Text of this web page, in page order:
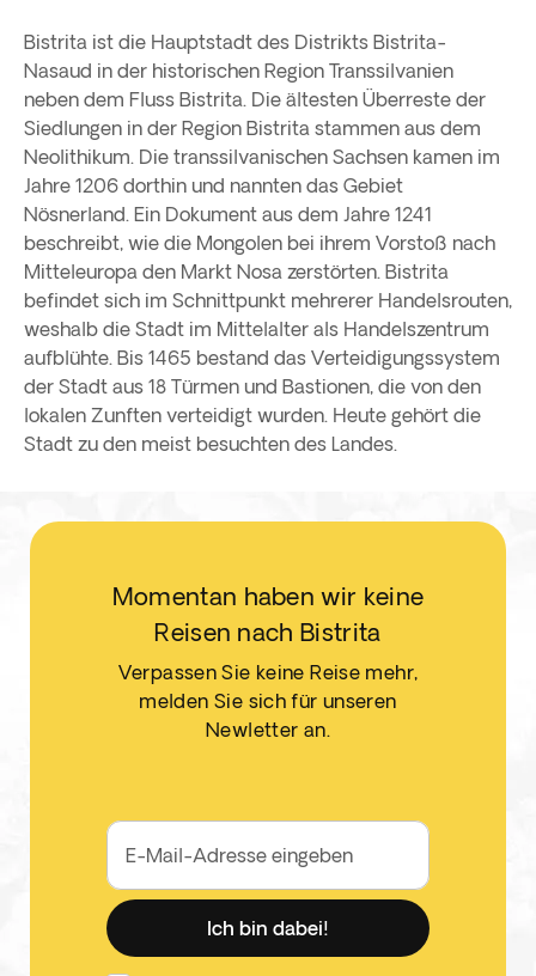
Bistrita ist die Hauptstadt des Distrikts Bistrita-
Nasaud in der historischen Region Transsilvanien
neben dem Fluss Bistrita. Die ältesten Überreste der
Siedlungen in der Region Bistrita stammen aus dem
Neolithikum. Die transsilvanischen Sachsen kamen im
Jahre 1206 dorthin und nannten das Gebiet
Nösnerland. Ein Dokument aus dem Jahre 1241
beschreibt, wie die Mongolen bei ihrem Vorstoß nach
Mitteleuropa den Markt Nosa zerstörten. Bistrita
befindet sich im Schnittpunkt mehrerer Handelsrouten,
weshalb die Stadt im Mittelalter als Handelszentrum
aufblühte. Bis 1465 bestand das Verteidigungssystem
der Stadt aus 18 Türmen und Bastionen, die von den
lokalen Zunften verteidigt wurden. Heute gehört die
Stadt zu den meist besuchten des Landes.
Momentan haben wir keine
Reisen nach Bistrita
Verpassen Sie keine Reise mehr,
melden Sie sich für unseren
Newletter an.
E-Mail-Adresse eingeben
Ich bin dabei!